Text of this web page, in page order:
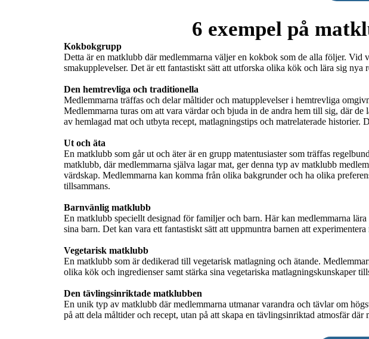
6 exempel på
Kokbokgrupp
Detta är en matklubb där medlemmarna väljer en kokbok som de alla följer. Vid
smakupplevelser. Det är ett fantastiskt sätt att utforska olika kök och lära sig
Den hemtrevliga och traditionella
Medlemmarna träffas och delar måltider och matupplevelser i hemtrevliga
Medlemmarna turas om att vara värdar och bjuda in de andra hem till sig, där
av hemlagad mat och utbyta recept, matlagningstips och matrelaterade
Ut och äta
En matklubb som går ut och äter är en grupp matentusiaster som träffas
matklubb, där medlemmarna själva lagar mat, ger denna typ av matklubb
värdskap. Medlemmarna kan komma från olika bakgrunder och ha olika
tillsammans.
Barnvänlig matklubb
En matklubb speciellt designad för familjer och barn. Här kan medlemmarna
sina barn. Det kan vara ett fantastiskt sätt att uppmuntra barnen att
Vegetarisk matklubb
En matklubb som är dedikerad till vegetarisk matlagning och ätande.
olika kök och ingredienser samt stärka sina vegetariska matlagningskunskaper
Den tävlingsinriktade matklubben
En unik typ av matklubb där medlemmarna utmanar varandra och tävlar om
på att dela måltider och recept, utan på att skapa en tävlingsinriktad atmosfär